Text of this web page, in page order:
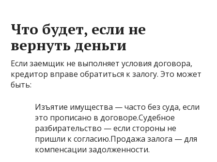
Что будет, если не
вернуть деньги
Если заемщик не выполняет условия договора,
кредитор вправе обратиться к залогу. Это может
быть:
Изъятие имущества — часто без суда, если
это прописано в договоре.Судебное
разбирательство — если стороны не
пришли к согласию.Продажа залога — для
компенсации задолженности.